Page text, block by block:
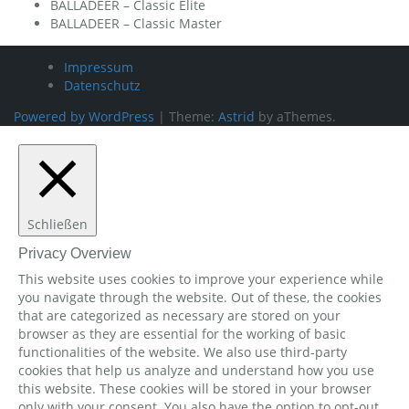
BALLADEER – Classic Elite
BALLADEER – Classic Master
Impressum
Datenschutz
Powered by WordPress | Theme: Astrid by aThemes.
Schließen
Privacy Overview
This website uses cookies to improve your experience while
you navigate through the website. Out of these, the cookies
that are categorized as necessary are stored on your
browser as they are essential for the working of basic
functionalities of the website. We also use third-party
cookies that help us analyze and understand how you use
this website. These cookies will be stored in your browser